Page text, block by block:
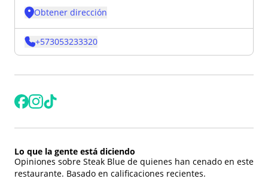
Obtener dirección
+573053233320
Lo que la gente está diciendo
Opiniones sobre Steak Blue de quienes han cenado en este
restaurante. Basado en calificaciones recientes.